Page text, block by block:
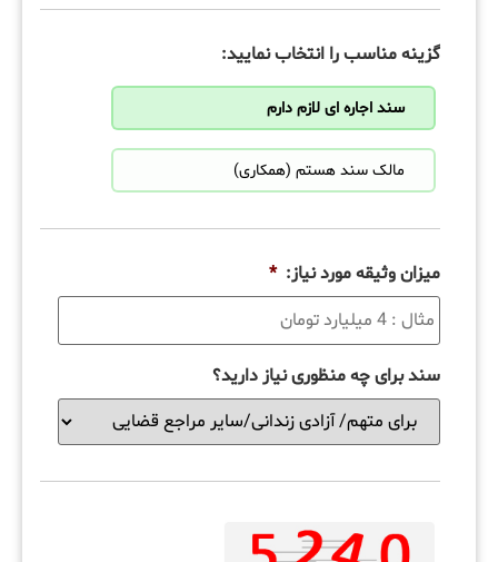
گزینه مناسب را انتخاب نمایید:
سند اجاره ای لازم دارم
مالک سند هستم (همکاری)
میزان وثیقه مورد نیاز: *
سند برای چه منظوری نیاز دارید؟